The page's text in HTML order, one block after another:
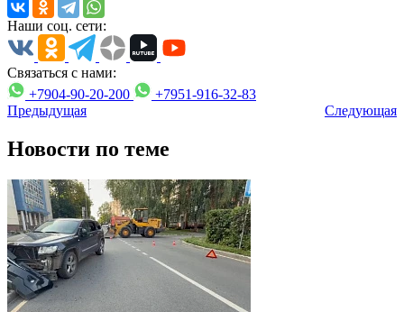
Наши соц. сети:
Связаться с нами:
+7904-90-20-200
+7951-916-32-83
Предыдущая
Следующая
Новости по теме